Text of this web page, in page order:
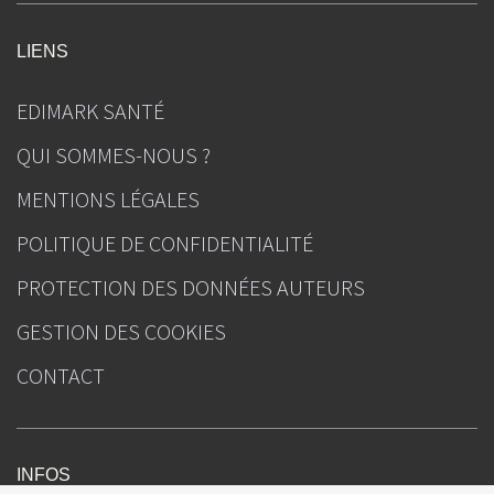
INFOS
LIENS
EDIMARK SANTÉ
QUI SOMMES-NOUS ?
MENTIONS LÉGALES
POLITIQUE DE CONFIDENTIALITÉ
PROTECTION DES DONNÉES AUTEURS
GESTION DES COOKIES
CONTACT